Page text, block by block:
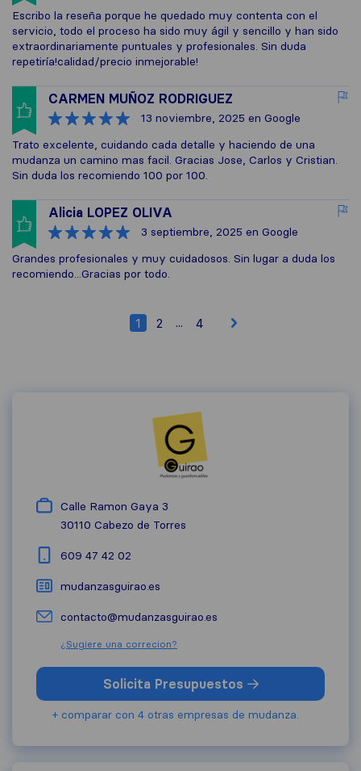
Escribo la reseña porque he quedado muy contenta con el
servicio, todo el proceso ha sido muy ágil y sencillo y han sido
extraordinariamente puntuales y profesionales. Sin duda
repetiría!calidad/precio inmejorable!
CARMEN MUÑOZ RODRIGUEZ
13 noviembre, 2025 en Google
Trato excelente, cuidando cada detalle y haciendo de una
mudanza un camino mas facil. Gracias Jose, Carlos y Cristian.
Sin duda los recomiendo 100 por 100.
Alicia LOPEZ OLIVA
3 septiembre, 2025 en Google
Grandes profesionales y muy cuidadosos. Sin lugar a duda los
recomiendo...Gracias por todo.
1 2 ... 4
Calle Ramon Gaya 3
30110 Cabezo de Torres
609 47 42 02
mudanzasguirao.es
contacto@mudanzasguirao.es
¿Sugiere una correcion?
Solicita Presupuestos
+ comparar con 4 otras empresas de mudanza.